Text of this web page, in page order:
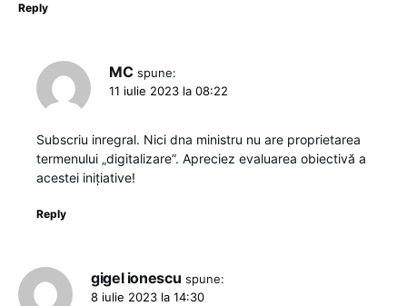
Reply
MC spune:
11 iulie 2023 la 08:22
Subscriu inregral. Nici dna ministru nu are proprietarea
termenului „digitalizare”. Apreciez evaluarea obiectivă a
acestei inițiative!
Reply
gigel ionescu spune:
8 iulie 2023 la 14:30